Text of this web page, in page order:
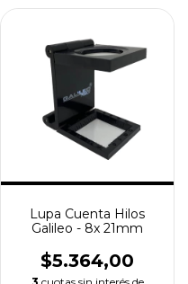
Lupa Cuenta Hilos
Galileo - 8x 21mm
$5.364,00
3 cuotas sin interés de